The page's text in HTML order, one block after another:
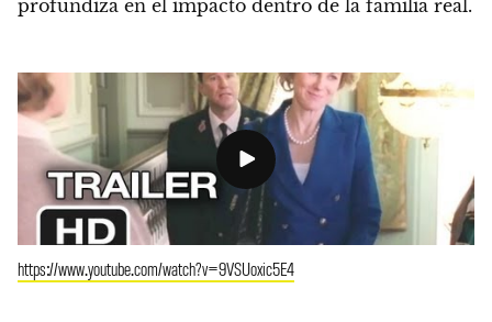
profundiza en el impacto dentro de la familia real.
https://www.youtube.com/watch?v=9VSUoxic5E4